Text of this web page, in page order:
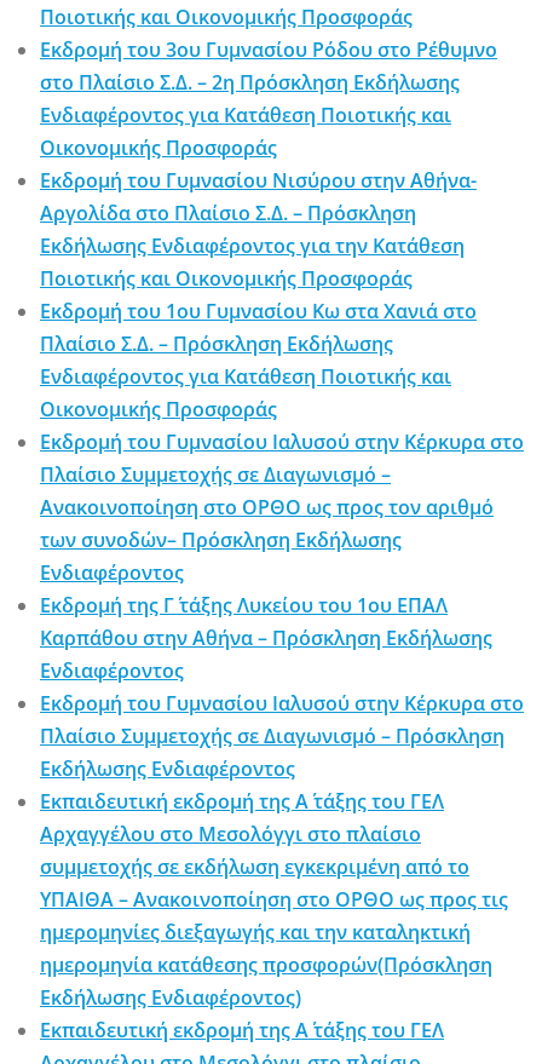
Ποιοτικής και Οικονομικής Προσφοράς
Εκδρομή του 3ου Γυμνασίου Ρόδου στο Ρέθυμνο
στο Πλαίσιο Σ.Δ. – 2η Πρόσκληση Εκδήλωσης
Ενδιαφέροντος για Κατάθεση Ποιοτικής και
Οικονομικής Προσφοράς
Εκδρομή του Γυμνασίου Νισύρου στην Αθήνα-
Αργολίδα στο Πλαίσιο Σ.Δ. – Πρόσκληση
Εκδήλωσης Ενδιαφέροντος για την Κατάθεση
Ποιοτικής και Οικονομικής Προσφοράς
Εκδρομή του 1ου Γυμνασίου Κω στα Χανιά στο
Πλαίσιο Σ.Δ. – Πρόσκληση Εκδήλωσης
Ενδιαφέροντος για Κατάθεση Ποιοτικής και
Οικονομικής Προσφοράς
Εκδρομή του Γυμνασίου Ιαλυσού στην Κέρκυρα στο
Πλαίσιο Συμμετοχής σε Διαγωνισμό –
Ανακοινοποίηση στο ΟΡΘΟ ως προς τον αριθμό
των συνοδών– Πρόσκληση Εκδήλωσης
Ενδιαφέροντος
Εκδρομή της Γ΄ τάξης Λυκείου του 1ου ΕΠΑΛ
Καρπάθου στην Αθήνα – Πρόσκληση Εκδήλωσης
Ενδιαφέροντος
Εκδρομή του Γυμνασίου Ιαλυσού στην Κέρκυρα στο
Πλαίσιο Συμμετοχής σε Διαγωνισμό – Πρόσκληση
Εκδήλωσης Ενδιαφέροντος
Εκπαιδευτική εκδρομή της Α΄ τάξης του ΓΕΛ
Αρχαγγέλου στο Μεσολόγγι στο πλαίσιο
συμμετοχής σε εκδήλωση εγκεκριμένη από το
ΥΠΑΙΘΑ – Ανακοινοποίηση στο ΟΡΘΟ ως προς τις
ημερομηνίες διεξαγωγής και την καταληκτική
ημερομηνία κατάθεσης προσφορών(Πρόσκληση
Εκδήλωσης Ενδιαφέροντος)
Εκπαιδευτική εκδρομή της Α΄ τάξης του ΓΕΛ